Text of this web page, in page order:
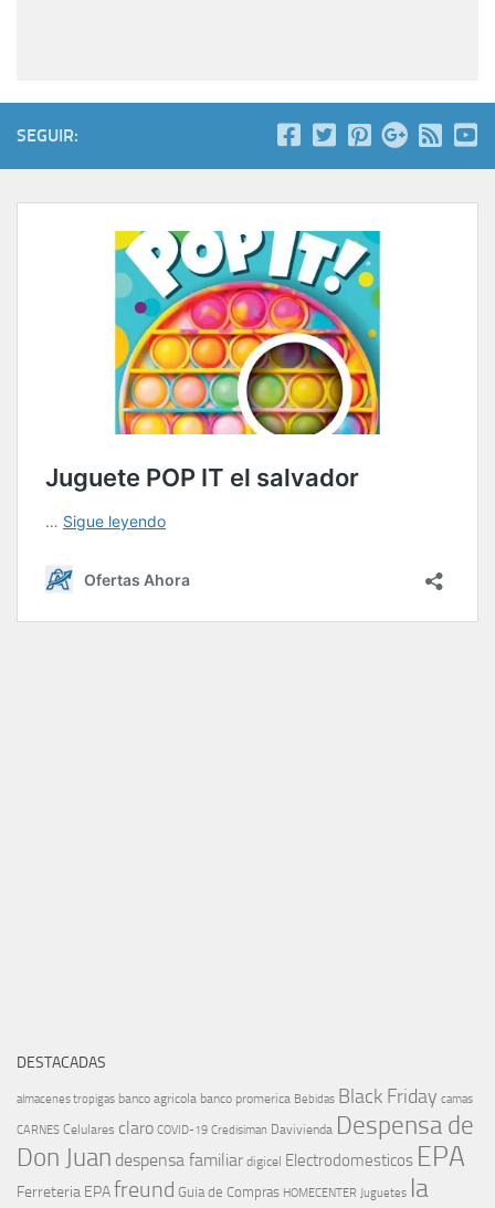
SEGUIR:
DESTACADAS
almacenes tropigas banco agricola banco promerica Bebidas Black Friday camas
CARNES Celulares claro COVID-19 Credisiman Davivienda Despensa de
Don Juan despensa familiar digicel Electrodomesticos EPA
Ferreteria EPAfreund Guia de Compras HOMECENTER Juguetes la